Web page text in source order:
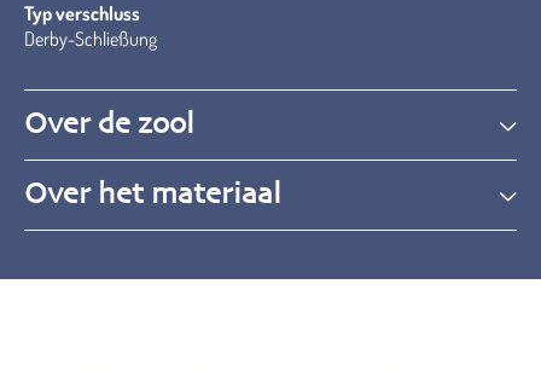
Typ verschluss
Derby-Schließung
Over de zool
Over het materiaal